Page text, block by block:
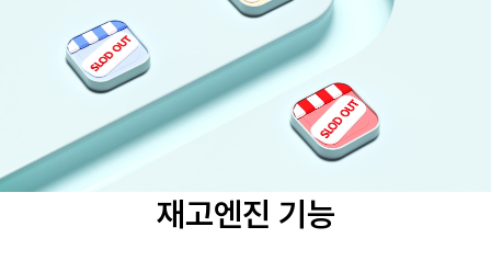
재고엔진 기능